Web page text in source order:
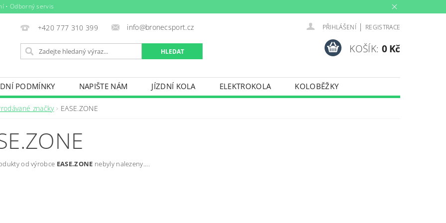
• Odborný servis
+420 777 310 399 info@bronecsport.cz PŘIHLÁŠENÍ | REGISTRACE
KOŠÍK: 0 Kč
PODMÍNKY NAPIŠTE NÁM JÍZDNÍ KOLA ELEKTROKOLA
KOLOBĚŽKY
DOPLŇKY TRETRY
BAZÉNY VÝPRODEJ
značky EASE.ZONE
od výrobce EASE.ZONE nebyly nalezeny....